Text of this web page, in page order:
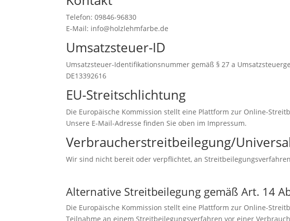
Telefon: 09846-96830
E-Mail: info@holzlehmfarbe.de
Umsatzsteuer-ID
Umsatzsteuer-Identifikationsnummer gemäß § 27 a
DE13392616
EU-Streitschlichtung
Die Europäische Kommission stellt eine Plattform zur Online-
Unsere E-Mail-Adresse finden Sie oben im Impressum.
Verbraucher­streit­beilegung/
Wir sind nicht bereit oder verpflichtet, an
Alternative Streitbeilegung gemäß Art. 14
Die Europäische Kommission stellt eine Plattform zur Online-
Teilnahme an einem Streitbeilegungsverfahren vor einer